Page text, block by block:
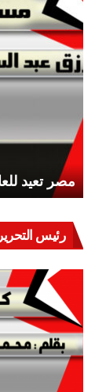
مصر تعيد
رئيس التحرير